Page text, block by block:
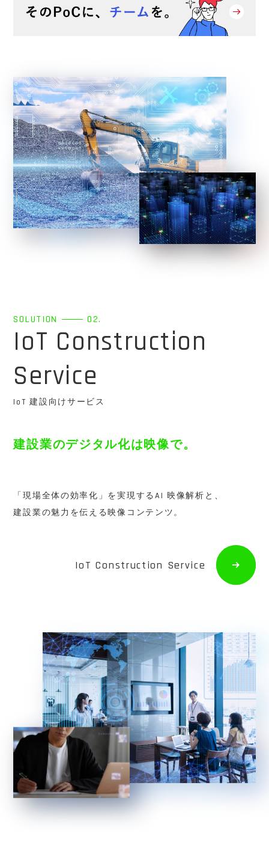
SOLUTION 02.
IoT Construction
Service
IoT 建設向けサービス
建設業のデジタル化は映像で。
「現場全体の効率化」を実現するAI 映像解析と、
建設業の魅力を伝える映像コンテンツ。
IoT Construction Service